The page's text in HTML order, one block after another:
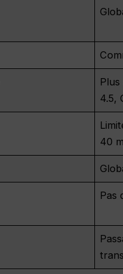
4.5,
40
Pas